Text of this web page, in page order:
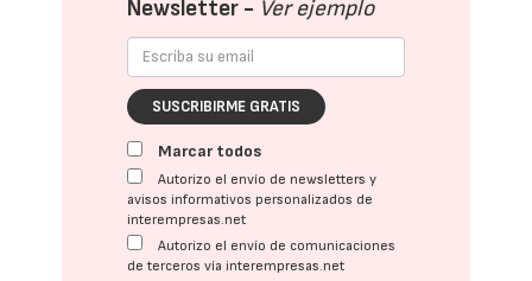
Newsletter - Ver ejemplo
SUSCRIBIRME GRATIS
Marcar todos
Autorizo el envío de newsletters y
avisos informativos personalizados de
interempresas.net
Autorizo el envío de comunicaciones
de terceros vía interempresas.net